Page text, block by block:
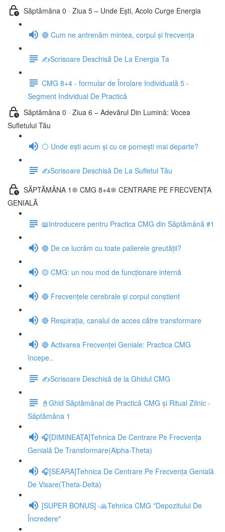
Săptămâna 0 · Ziua 5 – Unde Ești, Acolo Curge Energia
🔴 Cum ne antrenăm mintea, corpul și frecvența
✍️Scrisoare Deschisă De La Energia Ta
CMG 8+4 - formular de Înrolare Individuală 5 -
Segment Individual De Practică
Săptămâna 0 · Ziua 6 – Adevărul Din Lumină: Vocea
Sufletului Tău
⚪ Unde ești acum și cu ce pornești mai departe?
✍️Scrisoare Deschisă De La Sufletul Tău
SĂPTĂMÂNA 1❊ CMG 8+4❊ CENTRARE PE FRECVENȚA
GENIALĂ
📖Introducere pentru Practica CMG din Săptămână #1
🟣 De ce lucrăm cu toate palierele greutății?
🟡 CMG: un nou mod de funcționare internă
🔵 Frecvențele cerebrale și corpul conștient
🔴 Respirația, canalul de acces către transformare
🔵 Activarea Frecvenței Geniale: Practica CMG
începe..
✍️Scrisoare Deschisă de la Ghidul CMG
📓Ghid Săptămânal de Practică CMG și Ritual Zilnic -
Săptămâna 1
🎧[DIMINEAȚA]Tehnica De Centrare Pe Frecvența
Genială De Transformare(Alpha-Theta)
🎧[SEARA]Tehnica De Centrare Pe Frecvența Genială
De Visare(Theta-Delta)
[SUPER BONUS] -🙏Tehnica CMG "Depozitului De
Încredere"